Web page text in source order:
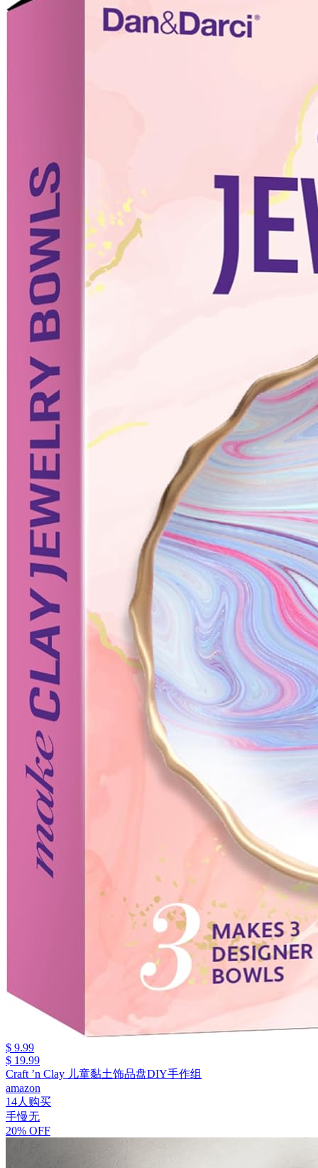
$ 9.99
$ 19.99
Craft ’n Clay 儿童黏土饰品盘DIY手作组
amazon
14人购买
手慢无
20% OFF